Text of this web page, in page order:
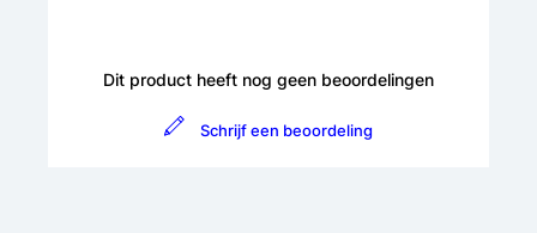
Dit product heeft nog geen beoordelingen
Schrijf een beoordeling